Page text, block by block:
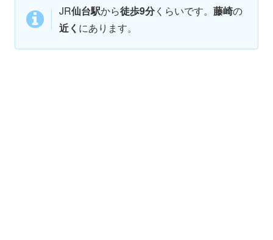
JR仙台駅から徒歩9分くらいです。 藤崎の
近く にあります。